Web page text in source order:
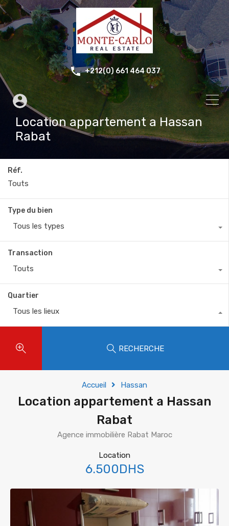
+212(0) 661 464 037
Location appartement a Hassan
Rabat
Réf.
Type du bien
Tous les types
Transaction
Touts
Quartier
Tous les lieux
RECHERCHE
Accueil Hassan
Location appartement a Hassan
Rabat
Agence immobilière Rabat Maroc
Location
6.500DHS